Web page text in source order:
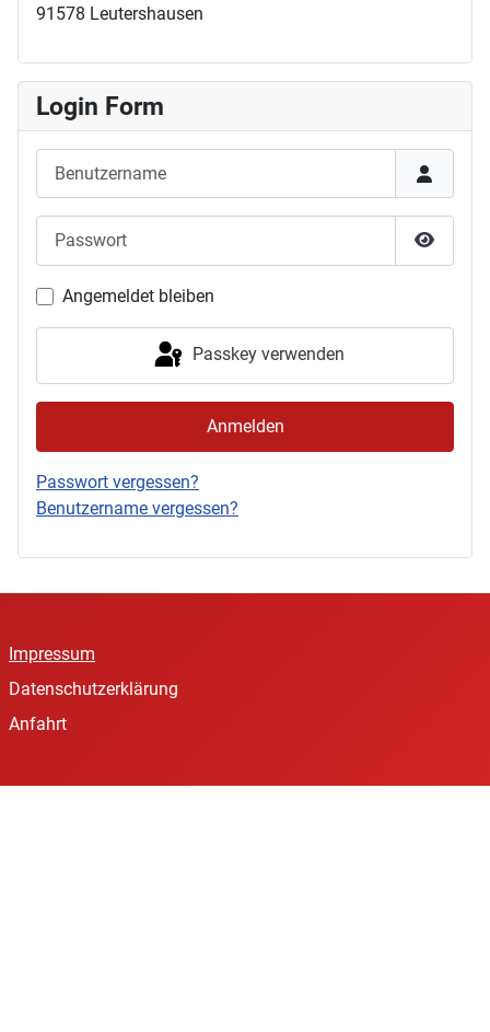
91578 Leutershausen
Login Form
Angemeldet bleiben
Passkey verwenden
Anmelden
Passwort vergessen?
Benutzername vergessen?
Impressum
Datenschutzerklärung
Anfahrt